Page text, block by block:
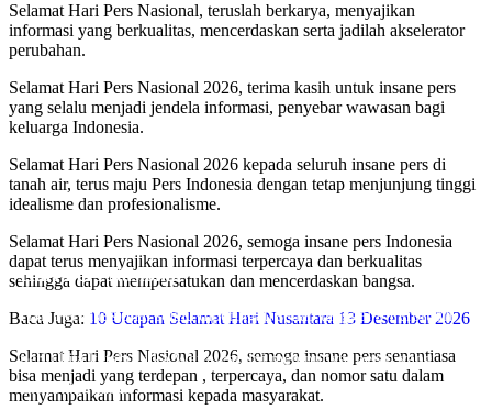
Selamat Hari Pers Nasional, teruslah berkarya, menyajikan
informasi yang berkualitas, mencerdaskan serta jadilah akselerator
perubahan.
Selamat Hari Pers Nasional 2026, terima kasih untuk insane pers
yang selalu menjadi jendela informasi, penyebar wawasan bagi
keluarga Indonesia.
Selamat Hari Pers Nasional 2026 kepada seluruh insane pers di
tanah air, terus maju Pers Indonesia dengan tetap menjunjung tinggi
idealisme dan profesionalisme.
Selamat Hari Pers Nasional 2026, semoga insane pers Indonesia
dapat terus menyajikan informasi terpercaya dan berkualitas
sehingga dapat mempersatukan dan mencerdaskan bangsa.
Baca Juga: 10 Ucapan Selamat Hari Nusantara 13 Desember 2026
Selamat Hari Pers Nasional 2026, semoga insane pers senantiasa
bisa menjadi yang terdepan , terpercaya, dan nomor satu dalam
menyampaikan informasi kepada masyarakat.
Hari Pers Nasional
Hari Pers Nasional selalu diperingati setiap tanggal 9 Ferbruari
perlu kita ketahui jika Wartawan ini mempunyai peran yang
ganda pada
Oleh Kiki Kinanti